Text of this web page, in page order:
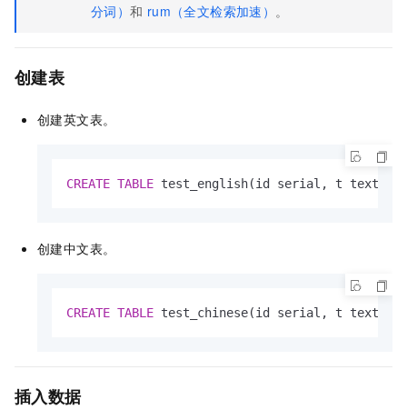
分词）和 rum（全文检索加速） 。
创建表
创建英文表。
CREATE TABLE test_english(id serial, t text, d
创建中文表。
CREATE TABLE test_chinese(id serial, t text, d
插入数据